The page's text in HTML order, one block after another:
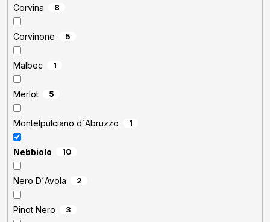
Corvina 8
Corvinone 5
Malbec 1
Merlot 5
Montelpulciano d´Abruzzo 1
Nebbiolo 10
Nero D´Avola 2
Pinot Nero 3